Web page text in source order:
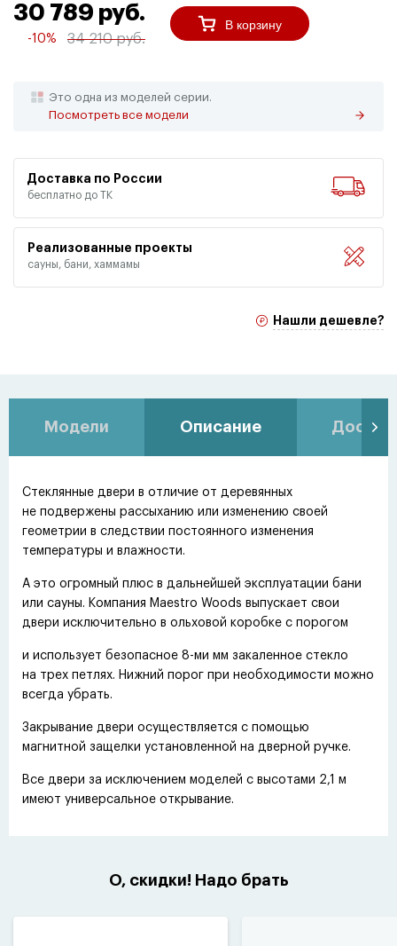
30 789 руб.
-10% 34 210 руб.
В корзину
Это одна из моделей серии.
Посмотреть все модели
Доставка по России
бесплатно до ТК
Реализованные проекты
сауны, бани, хаммамы
Нашли дешевле?
Модели Описание
Стеклянные двери в отличие от деревянных
не подвержены рассыханию или изменению своей
геометрии в следствии постоянного изменения
температуры и влажности.
А это огромный плюс в дальнейшей эксплуатации бани
или сауны. Компания Maestro Woods выпускает свои
двери исключительно в ольховой коробке с порогом
и использует безопасное 8-ми мм закаленное стекло
на трех петлях. Нижний порог при необходимости можно
всегда убрать.
Закрывание двери осуществляется с помощью
магнитной защелки установленной на дверной ручке.
Все двери за исключением моделей с высотами 2,1 м
имеют универсальное открывание.
О, скидки! Надо брать